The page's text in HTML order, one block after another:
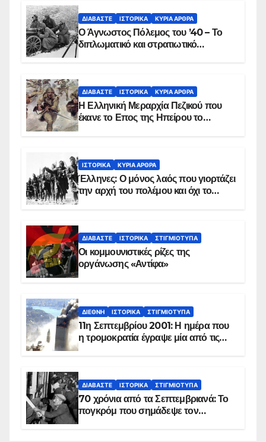
ΔΙΑΒΆΣΤΕ ΙΣΤΟΡΙΚΆ ΚΥΡΙΑ ΑΡΘΡΑ
Ο Άγνωστος Πόλεμος του ’40 – Το
διπλωματικό και στρατιωτικό
ΔΙΑΒΆΣΤΕ ΙΣΤΟΡΙΚΆ ΚΥΡΙΑ ΑΡΘΡΑ
Η Ελληνική Μεραρχία Πεζικού που
έκανε το Επος της Ηπείρου το
ΙΣΤΟΡΙΚΆ ΚΥΡΙΑ ΑΡΘΡΑ
Έλληνες: Ο μόνος λαός που γιορτάζει
την αρχή του πολέμου και όχι το
ΔΙΑΒΆΣΤΕ ΙΣΤΟΡΙΚΆ ΣΤΙΓΜΙΌΤΥΠΑ
Οι κομμουνιστικές ρίζες της
οργάνωσης «Αντίφα»
ΔΙΕΘΝΉ ΙΣΤΟΡΙΚΆ ΣΤΙΓΜΙΌΤΥΠΑ
11η Σεπτεμβρίου 2001: Η ημέρα που
η τρομοκρατία έγραψε μία από τις
ΔΙΑΒΆΣΤΕ ΙΣΤΟΡΙΚΆ ΣΤΙΓΜΙΌΤΥΠΑ
70 χρόνια από τα Σεπτεμβριανά: Το
πογκρόμ που σημάδεψε τον